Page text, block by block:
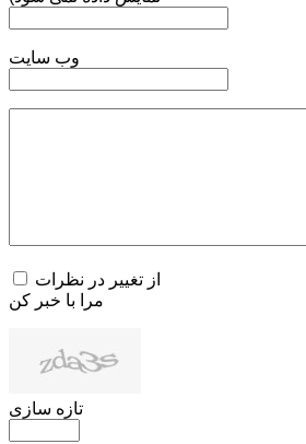
وب سایت
از تغییر در نظرات
مرا با خبر کن
تازه سازی